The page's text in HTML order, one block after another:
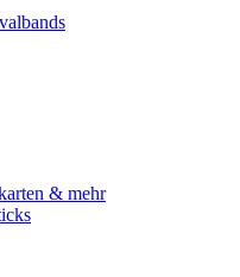
& mehr